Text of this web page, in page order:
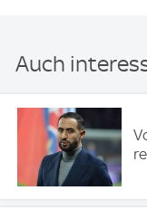
Auch